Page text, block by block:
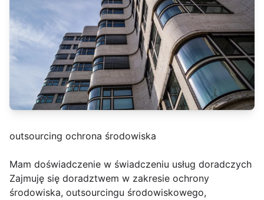
outsourcing ochrona środowiska
Mam doświadczenie w świadczeniu usług doradczych
Zajmuję się doradztwem w zakresie ochrony
środowiska, outsourcingu środowiskowego,